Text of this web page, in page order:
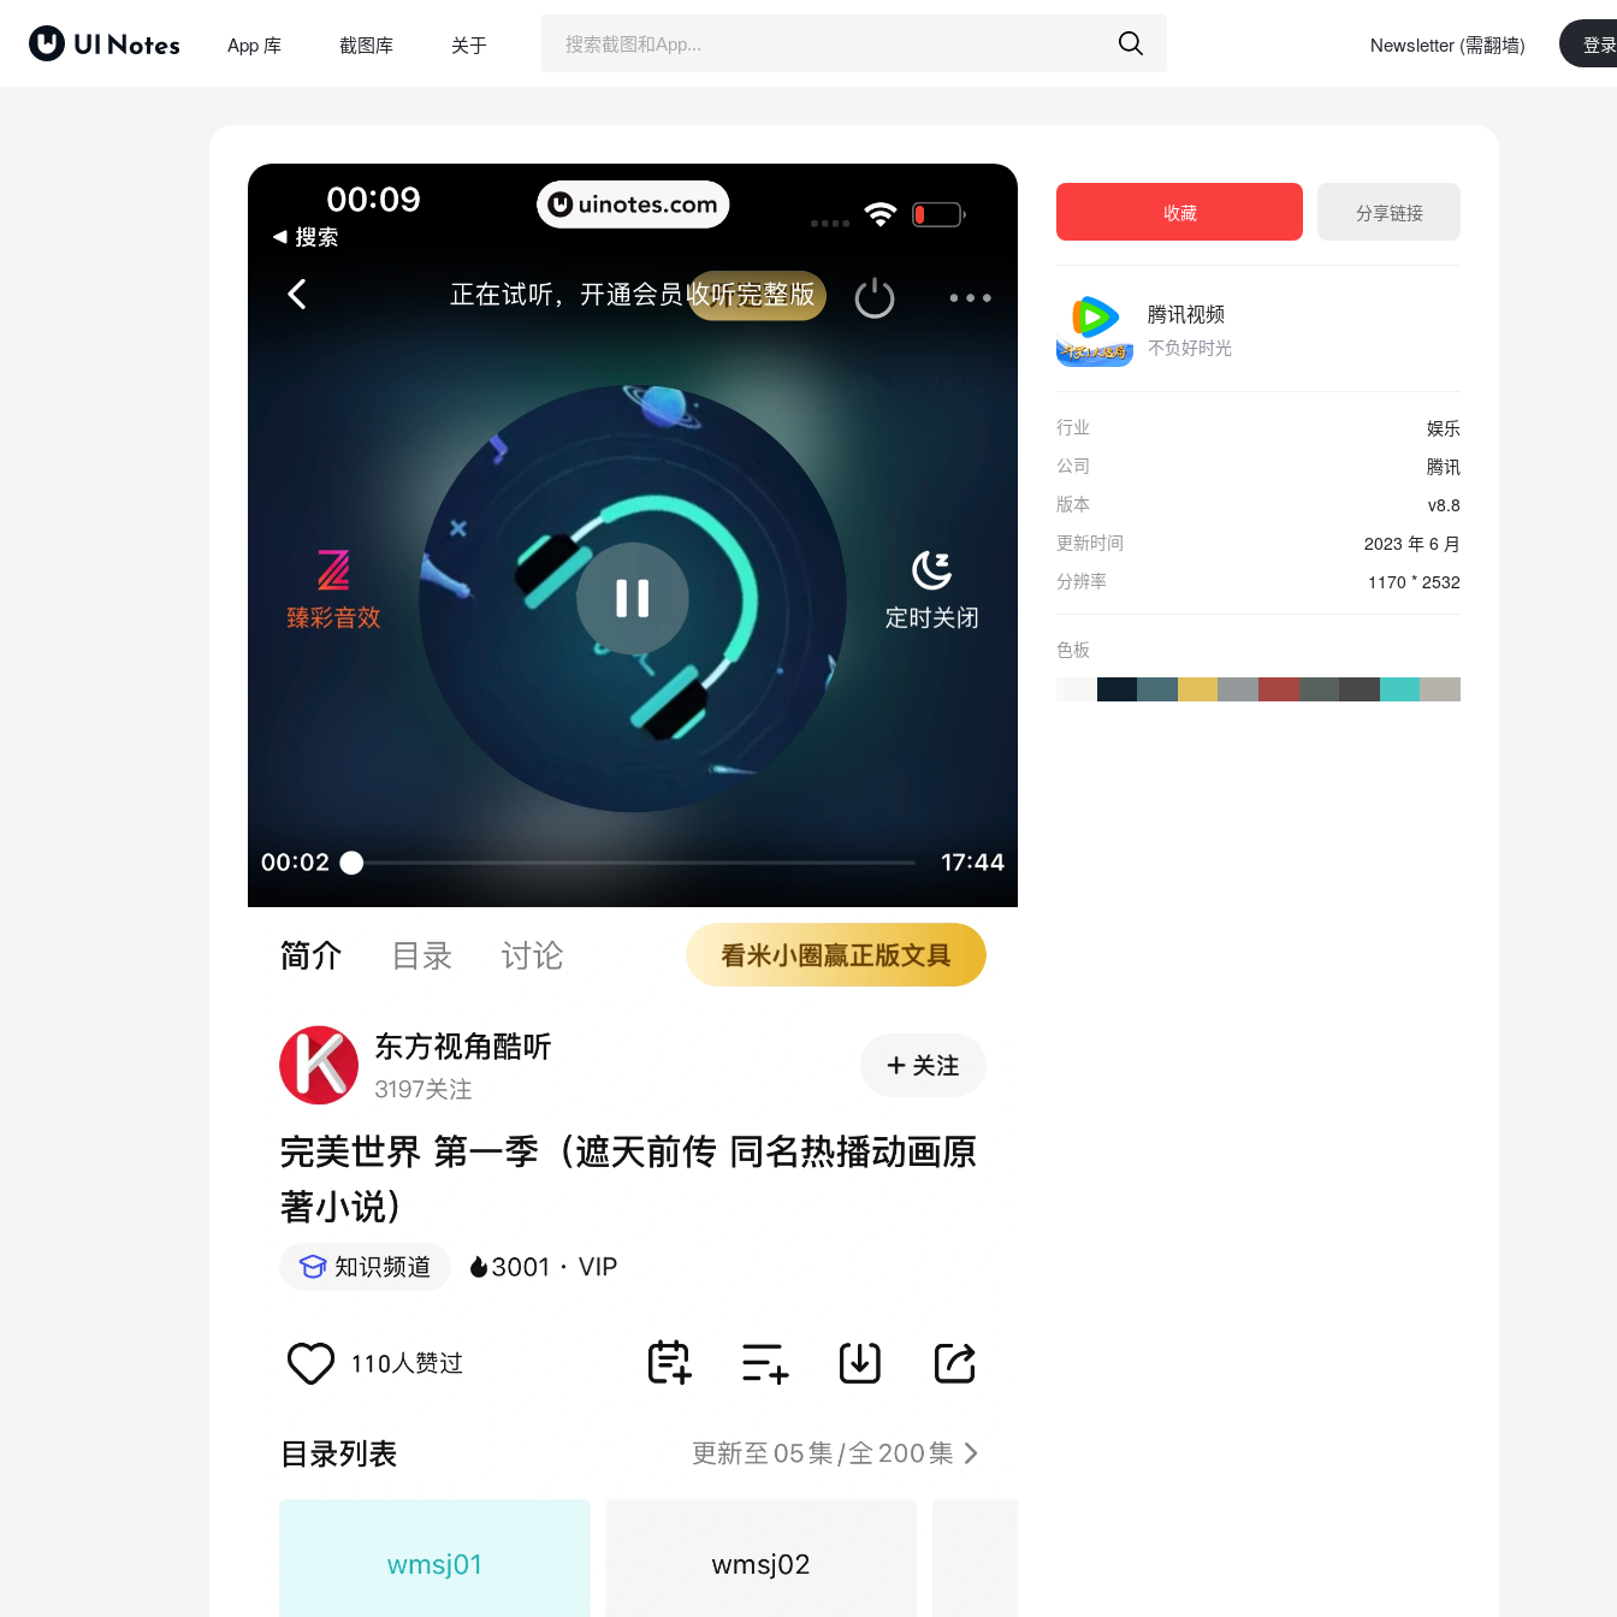
App 库 截图库 关于 Newsletter (需翻墙) 登
收藏 分享链接
腾讯视频
不负好时光
行业
娱乐
公司
腾讯
版本
v8.8
更新时间
2023 年 6 月
分辨率
1170 * 2532
色板